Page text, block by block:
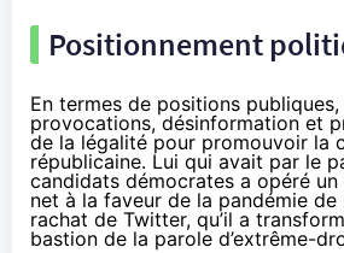
Positionnement
En termes de positions
provocations, désinformation et
de la légalité pour promouvoir la
républicaine. Lui qui avait par le
candidats démocrates a opéré un
net à la faveur de la pandémie de
rachat de Twitter, qu’il a
bastion de la parole d’extrême-